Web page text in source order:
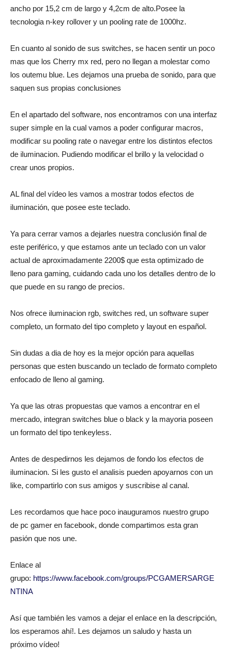
ancho por 15,2 cm de largo y 4,2cm de alto.Posee la
tecnologia n-key rollover y un pooling rate de 1000hz.
En cuanto al sonido de sus switches, se hacen sentir un poco
mas que los Cherry mx red, pero no llegan a molestar como
los outemu blue. Les dejamos una prueba de sonido, para que
saquen sus propias conclusiones
En el apartado del software, nos encontramos con una interfaz
super simple en la cual vamos a poder configurar macros,
modificar su pooling rate o navegar entre los distintos efectos
de iluminacion. Pudiendo modificar el brillo y la velocidad o
crear unos propios.
AL final del vídeo les vamos a mostrar todos efectos de
iluminación, que posee este teclado.
Ya para cerrar vamos a dejarles nuestra conclusión final de
este periférico, y que estamos ante un teclado con un valor
actual de aproximadamente 2200$ que esta optimizado de
lleno para gaming, cuidando cada uno los detalles dentro de lo
que puede en su rango de precios.
Nos ofrece iluminacion rgb, switches red, un software super
completo, un formato del tipo completo y layout en español.
Sin dudas a dia de hoy es la mejor opción para aquellas
personas que esten buscando un teclado de formato completo
enfocado de lleno al gaming.
Ya que las otras propuestas que vamos a encontrar en el
mercado, integran switches blue o black y la mayoria poseen
un formato del tipo tenkeyless.
Antes de despedirnos les dejamos de fondo los efectos de
iluminacion. Si les gusto el analisis pueden apoyarnos con un
like, compartirlo con sus amigos y suscribise al canal.
Les recordamos que hace poco inauguramos nuestro grupo
de pc gamer en facebook, donde compartimos esta gran
pasión que nos une.
Enlace al
grupo: https://www.facebook.com/groups/PCGAMERSARGE
NTINA
Así que también les vamos a dejar el enlace en la descripción,
los esperamos ahí!. Les dejamos un saludo y hasta un
próximo vídeo!